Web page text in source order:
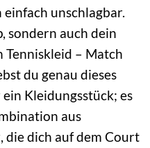
unschlagbar.
sondern auch dein
Tenniskleid – Match
du genau dieses
Kleidungsstück; es
aus
die dich auf dem Court